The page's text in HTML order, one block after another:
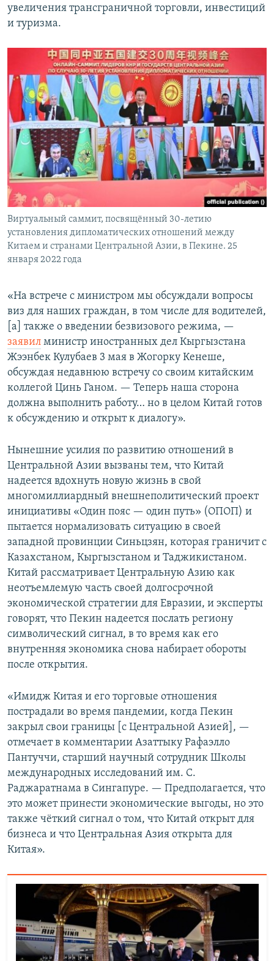
увеличения трансграничной торговли, инвестиций
и туризма.
Виртуальный саммит, посвящённый 30-летию
установления дипломатических отношений между
Китаем и странами Центральной Азии, в Пекине. 25
января 2022 года
«На встрече с министром мы обсуждали вопросы
виз для наших граждан, в том числе для водителей,
[а] также о введении безвизового режима, —
заявил министр иностранных дел Кыргызстана
Жээнбек Кулубаев 3 мая в Жогорку Кенеше,
обсуждая недавнюю встречу со своим китайским
коллегой Цинь Ганом. — Теперь наша сторона
должна выполнить работу… но в целом Китай готов
к обсуждению и открыт к диалогу».
Нынешние усилия по развитию отношений в
Центральной Азии вызваны тем, что Китай
надеется вдохнуть новую жизнь в свой
многомиллиардный внешнеполитический проект
инициативы «Один пояс — один путь» (ОПОП) и
пытается нормализовать ситуацию в своей
западной провинции Синьцзян, которая граничит с
Казахстаном, Кыргызстаном и Таджикистаном.
Китай рассматривает Центральную Азию как
неотъемлемую часть своей долгосрочной
экономической стратегии для Евразии, и эксперты
говорят, что Пекин надеется послать региону
символический сигнал, в то время как его
внутренняя экономика снова набирает обороты
после открытия.
«Имидж Китая и его торговые отношения
пострадали во время пандемии, когда Пекин
закрыл свои границы [с Центральной Азией], —
отмечает в комментарии Азаттыку Рафаэлло
Пантуччи, старший научный сотрудник Школы
международных исследований им. С.
Раджаратнама в Сингапуре. — Предполагается, что
это может принести экономические выгоды, но это
также чёткий сигнал о том, что Китай открыт для
бизнеса и что Центральная Азия открыта для
Китая».